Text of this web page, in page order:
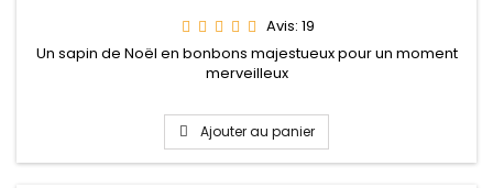
Avis: 19
Un sapin de Noël en bonbons majestueux pour un moment
merveilleux
Ajouter au panier